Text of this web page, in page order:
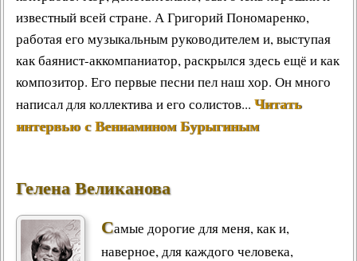
известный всей стране. А Григорий Пономаренко,
работая его музыкальным руководителем и, выступая
как баянист-аккомпаниатор, раскрылся здесь ещё и как
композитор. Его первые песни пел наш хор. Он много
написал для коллектива и его солистов... Читать
интервью с Вениамином Бурыгиным
Гелена Великанова
Самые дорогие для меня, как и,
наверное, для каждого человека,